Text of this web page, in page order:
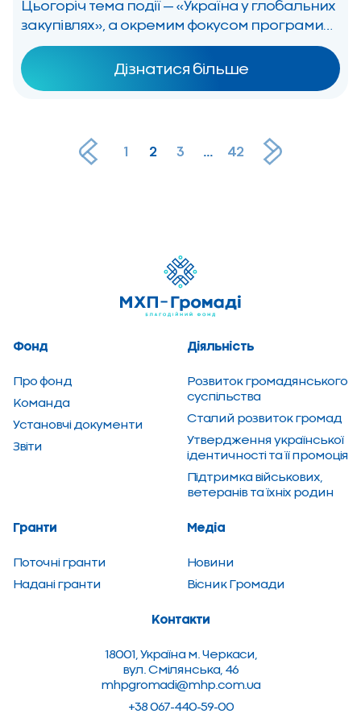
Цьогоріч тема події — «Україна у глобальних
закупівлях», а окремим фокусом програми
стане взаємодія закупівель і логістики у
сучасних ланцюгах постачання. MHP
Procurement Conference відбудеться вже
Дізнатися більше
1 2 3 ... 42
Фонд
Про фонд
Команда
Установчі документи
Звіти
Діяльність
Розвиток грома­дянсь­кого
суспільства
Сталий розвиток громад
Утвердження української
ідентичності та її промоція
Підтримка військових,
ветеранів та їхніх родин
Гранти
Поточні гранти
Надані гранти
Медіа
Новини
Вiсник Громади
Контакти
18001, Україна м. Черкаси,
вул. Смілянська, 46
mhpgromadi@mhp.com.ua
+38 067-440-59-00